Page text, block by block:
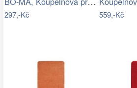
297,-Kč 559,-Kč